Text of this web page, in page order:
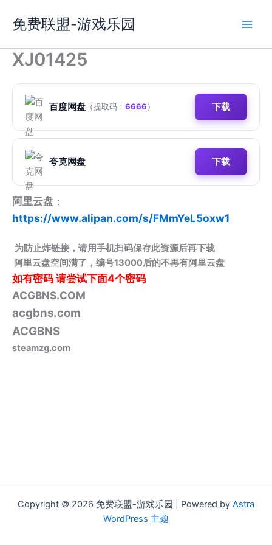
容
免费联盟-游戏乐园
XJ01425
百度网盘 （提取码： 6666） 下载
夸克网盘 下载
阿里云盘 ：
https://www.alipan.com/s/FMmYeL5oxw1
为防止炸链接，请用手机扫码保存此资源后再下载
阿里云盘空间满了，编号13000后的不再有阿里云盘
如有密码请尝试下面4个密码
ACGBNS.COM
acgbns.com
ACGBNS
steamzg.com
Copyright © 2026 免费联盟-游戏乐园 | Powered by Astra
WordPress 主题